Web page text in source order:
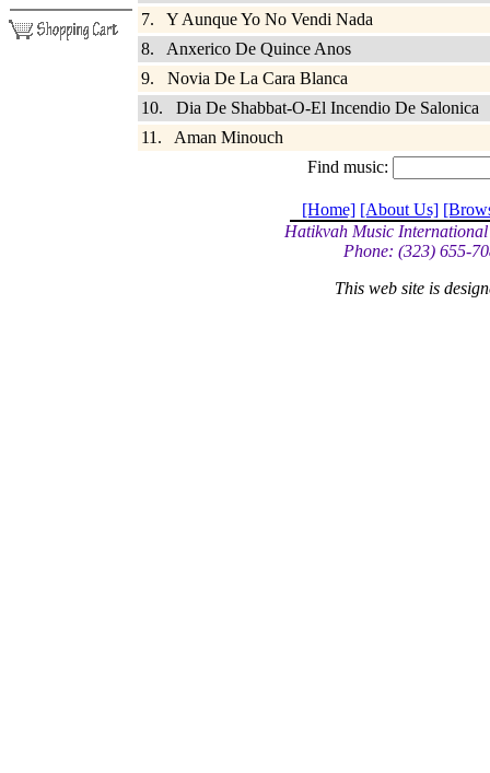
7. Y Aunque Yo No Vendi Nada
8. Anxerico De Quince Anos
9. Novia De La Cara Blanca
10. Dia De Shabbat-O-El Incendio De Salonica
11. Aman Minouch
Find music:
[Home] [About Us]
Hatikvah Music
Phone: (323) 655-
This web site is